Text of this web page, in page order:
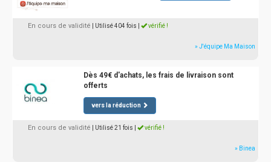
En cours de validité | Utilisé 404 fois vérifié !
» J'équipe Ma Maison
Dès 49€ d'achats, les frais de livraison sont
offerts
vers la réduction
En cours de validité | Utilisé 21 fois vérifié !
» Binea